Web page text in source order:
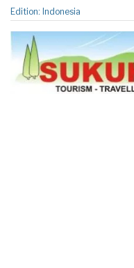
Edition: Indonesia